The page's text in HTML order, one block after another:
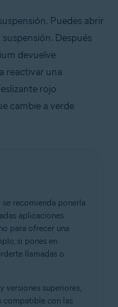
Puedes abrir
Después
devuelve
reactivar una
rojo
cambie a verde
se recomienda ponerla
aplicaciones
para ofrecer una
si pones en
llamadas o
versiones superiores,
compatible con las